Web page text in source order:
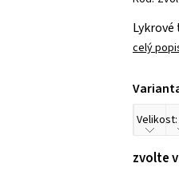
0,0
z 5
celý
zvolte